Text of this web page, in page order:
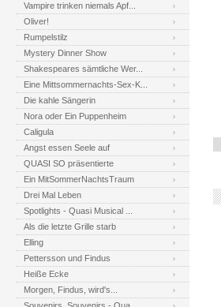
Vampire trinken niemals Apf...
Oliver!
Rumpelstilz
Mystery Dinner Show
Shakespeares sämtliche Wer...
Eine Mittsommernachts-Sex-K...
Die kahle Sängerin
Nora oder Ein Puppenheim
Caligula
Angst essen Seele auf
QUASI SO präsentierte
Ein MitSommerNachtsTraum
Drei Mal Leben
Spotlights - Quasi Musical ...
Als die letzte Grille starb
Elling
Pettersson und Findus
Heiße Ecke
Morgen, Findus, wird's...